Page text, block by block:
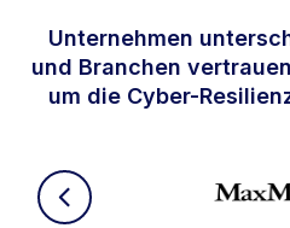
Unternehmen
und Branchen
um die Cyber-